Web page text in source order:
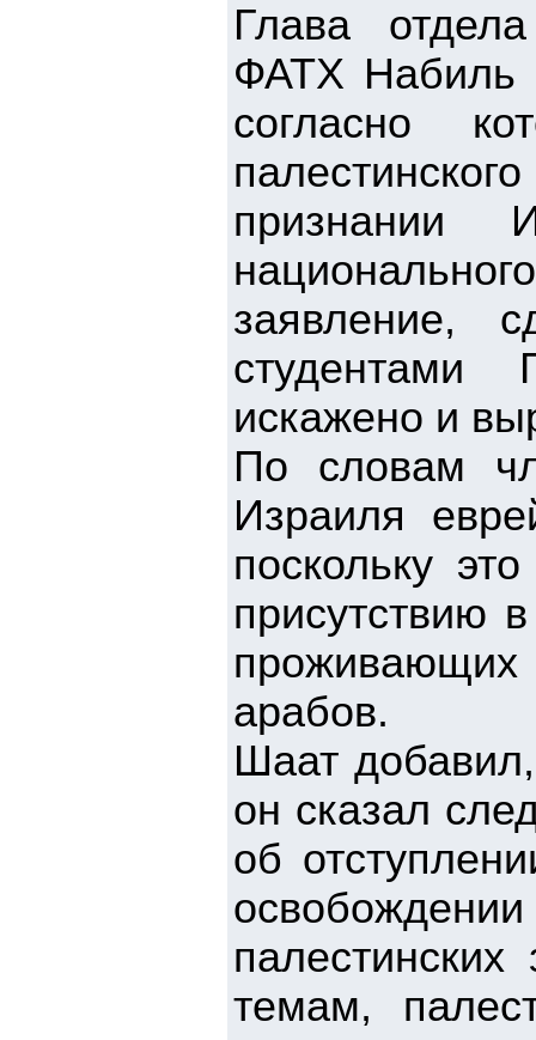
Глава
ФАТХ Набиль
согласно
признании
заявление,
студентами
искажено и
По словам
Израиля
поскольку
присутствию
проживающих
арабов.
Шаат
он сказал
об
темам,